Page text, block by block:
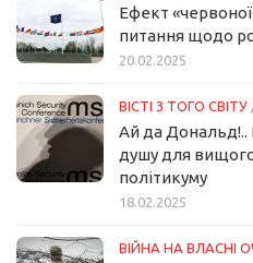
Ефект
питання щодо
20.02.2025
ВІСТІ З ТОГО СВІТУ
Ай да Дональд!..
душу для
політикуму
18.02.2025
ВІЙНА НА ВЛАСНІ